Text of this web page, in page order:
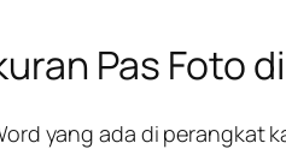
Pas Foto
yang ada di perangkat